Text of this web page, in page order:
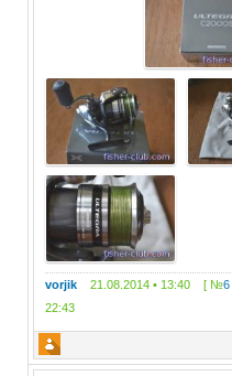
vorjik 21.08.2014 • 13:40 [ №6
22:43